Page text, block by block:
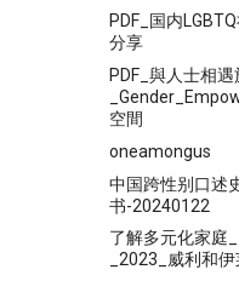
PDF_国内
分享
PDF_與人士相
空間
oneamongus
中国跨性别口述
书-20240122
了解多元化家庭
_2023_威利和